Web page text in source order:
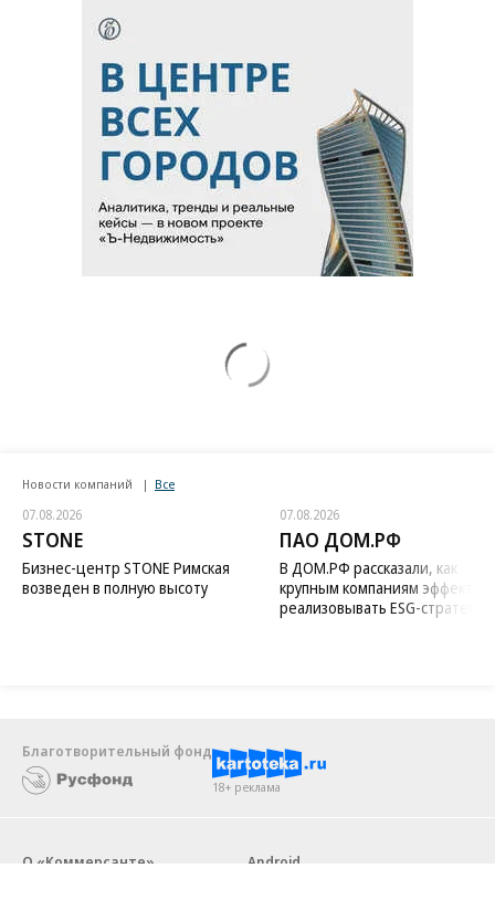
Новости компаний Все
07.08.2026
STONE
Бизнес-центр STONE Римская
возведен в полную высоту
07.08.2026
ПАО ДОМ.РФ
В ДОМ.РФ рассказали, как
крупным компаниям
реализовывать ESG-стратегию
Благотворительный фонд
18+ реклама
О «Коммерсанте»
Android